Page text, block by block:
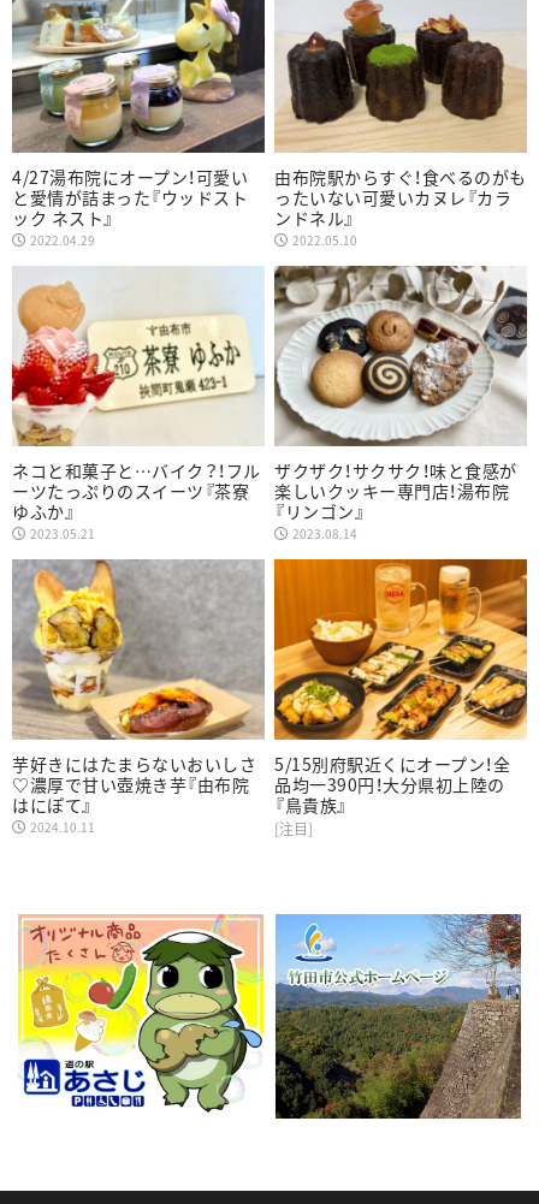
4/27湯布院にオープン！可愛い
と愛情が詰まった『ウッドスト
ック ネスト』
2022.04.29
由布院駅からすぐ！食べるのがも
ったいない可愛いカヌレ『カラ
ンドネル』
2022.05.10
ネコと和菓子と…バイク？！フル
ーツたっぷりのスイーツ『茶寮
ゆふか』
2023.05.21
ザクザク！サクサク！味と食感が
楽しいクッキー専門店！湯布院
『リンゴン』
2023.08.14
芋好きにはたまらないおいしさ
♡濃厚で甘い壺焼き芋『由布院
はにぽて』
2024.10.11
5/15別府駅近くにオープン！全
品均一390円！大分県初上陸の
『鳥貴族』
[注目]